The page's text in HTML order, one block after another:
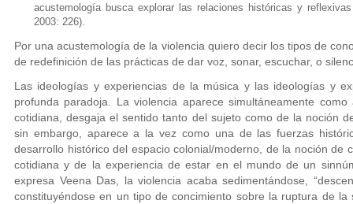
acustemología busca explorar las relaciones históricas y
2003: 226).
Por una acustemología de la violencia quiero decir los tipos de
de redefinición de las prácticas de dar voz, sonar, escuchar, o
Las ideologías y experiencias de la música y las ideologías y
profunda paradoja. La violencia aparece simultáneamente
cotidiana, desgaja el sentido tanto del sujeto como de la noción
sin embargo, aparece a la vez como una de las fuerzas
desarrollo histórico del espacio colonial/moderno, de la noción de
cotidiana y de la experiencia de estar en el mundo de un
expresa Veena Das, la violencia acaba sedimentándose,
constituyéndose en un tipo de concimiento sobre la ruptura de